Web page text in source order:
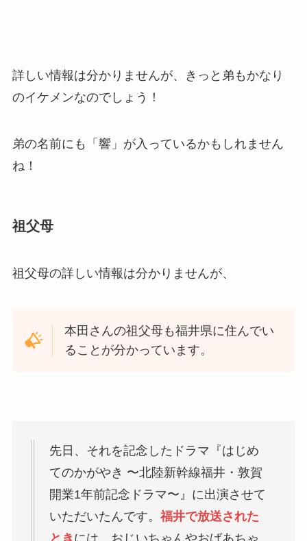
詳しい情報は分かりませんが、きっと弟もかなり
のイケメンなのでしょう！
弟の名前にも「響」が入っているかもしれません
ね！
祖父母
祖父母の詳しい情報は分かりませんが、
本田さんの祖父母も福井県に住んでい
ることが分かっています。
先日、それを記念したドラマ『はじめ
てのかがやき 〜北陸新幹線福井・敦賀
開業1年前記念ドラマ〜』に出演させて
いただいたんです。 福井で放送された
とき には、おじいちゃんやおばあちゃ